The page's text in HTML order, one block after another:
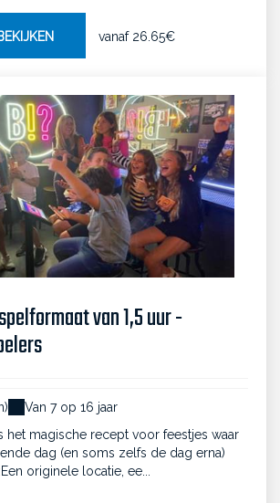
vanaf 26.65€
van 1,5 uur -
Van 7 op 16 jaar
het magische recept voor feestjes waar
dag (en soms zelfs de dag erna)
originele locatie, ee...